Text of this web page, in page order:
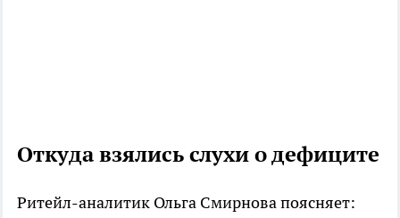
Откуда взялись слухи о дефиците
Ритейл-аналитик Ольга Смирнова поясняет: